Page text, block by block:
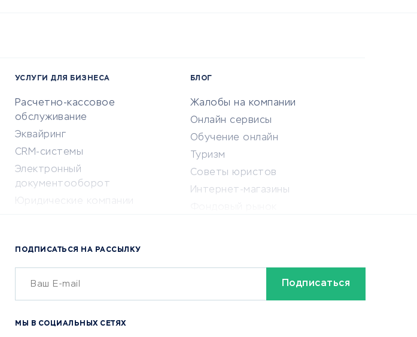
УСЛУГИ ДЛЯ БИЗНЕСА
Расчетно-кассовое
обслуживание
Эквайринг
CRM-системы
Электронный
документооборот
Юридические компании
Бухгалтерия онлайн
Онлайн-кассы
SERM
БЛОГ
Жалобы на компании
Онлайн сервисы
Обучение онлайн
Туризм
Советы юристов
Интернет-магазины
ПОДПИСАТЬСЯ НА РАССЫЛКУ
МЫ В СОЦИАЛЬНЫХ СЕТЯХ